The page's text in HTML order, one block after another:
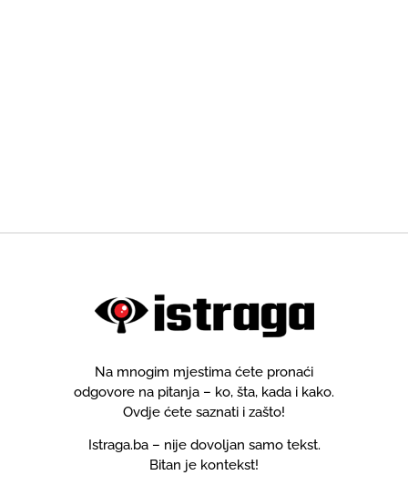
Na mnogim mjestima ćete pronaći
odgovore na pitanja – ko, šta, kada i kako.
Ovdje ćete saznati i zašto!
Istraga.ba – nije dovoljan samo tekst.
Bitan je kontekst!